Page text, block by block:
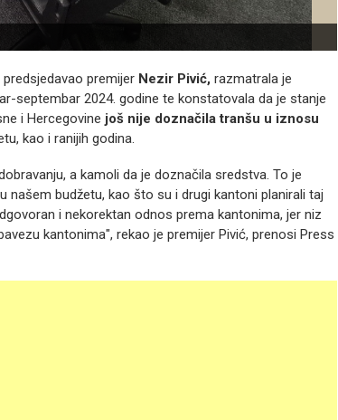
premijer Nezir Pivić, razmatrala je
septembar 2024. godine te konstatovala da je stanje
i Hercegovine još nije doznačila tranšu u iznosu
kao i ranijih godina.
a kamoli da je doznačila sredstva. To je
budžetu, kao što su i drugi kantoni planirali taj
i nekorektan odnos prema kantonima, jer niz
kantonima", rekao je premijer Pivić, prenosi Press